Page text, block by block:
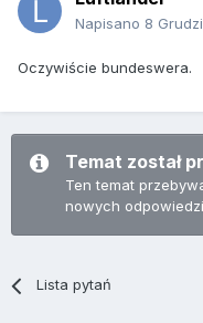
Napisano 8
Oczywiście bundeswera.
Temat został
Ten temat
nowych
Lista pytań